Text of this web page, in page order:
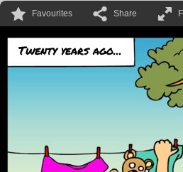
Favourites Share
Twenty years ago...